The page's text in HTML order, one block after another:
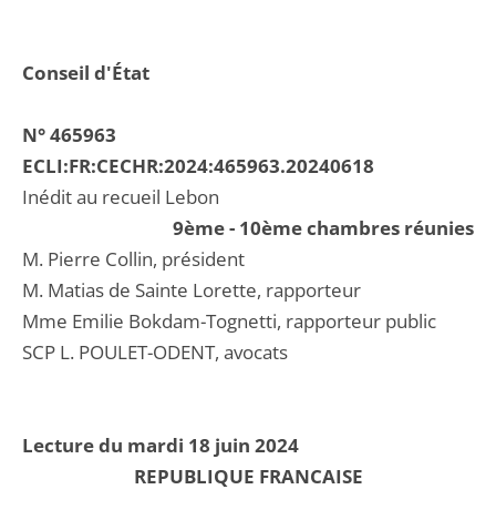
Conseil d'État
N° 465963
ECLI:FR:CECHR:2024:465963.20240618
Inédit au recueil Lebon
9ème - 10ème chambres réunies
M. Pierre Collin, président
M. Matias de Sainte Lorette, rapporteur
Mme Emilie Bokdam-Tognetti, rapporteur public
SCP L. POULET-ODENT, avocats
Lecture du mardi 18 juin 2024
REPUBLIQUE FRANCAISE